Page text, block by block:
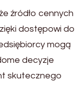
źródło cennych
dostępowi do
mogą
decyzje
skutecznego